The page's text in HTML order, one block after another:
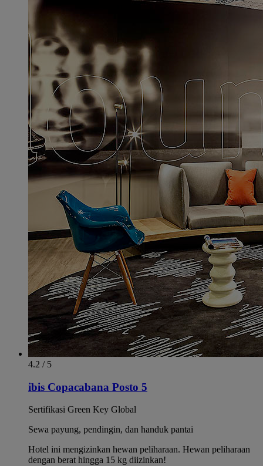
4.2 / 5
ibis Copacabana Posto 5
Sertifikasi Green Key Global
Sewa payung, pendingin, dan handuk pantai
Hotel ini mengizinkan hewan peliharaan. Hewan peliharaan
dengan berat hingga 15 kg diizinkan!